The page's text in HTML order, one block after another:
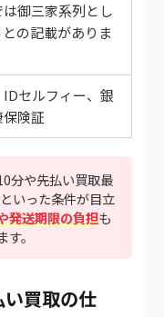
御三家系列とし
の記載がありま
セルフィー、銀
険証
分や先払い買取最
いった条件が目立
発送期限の負担も
。
い買取の仕